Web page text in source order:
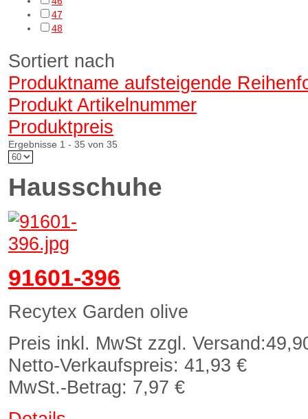
47
48
Sortiert nach
Produktname aufsteigende
Produkt Artikelnummer
Produktpreis
Ergebnisse 1 - 35 von 35
Hausschuhe
91601-396
Recytex Garden olive
Preis inkl. MwSt zzgl. Versand:
Netto-Verkaufspreis: 41,93 €
MwSt.-Betrag: 7,97 €